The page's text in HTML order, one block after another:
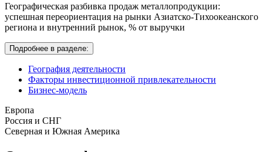
Географическая разбивка продаж металлопродукции:
успешная переориентация на рынки Азиатско-Тихоокеанского
региона и внутренний рынок, % от выручки
Подробнее в разделе:
География деятельности
Факторы инвестиционной привлекательности
Бизнес-модель
Европа
Россия и СНГ
Северная и Южная Америка